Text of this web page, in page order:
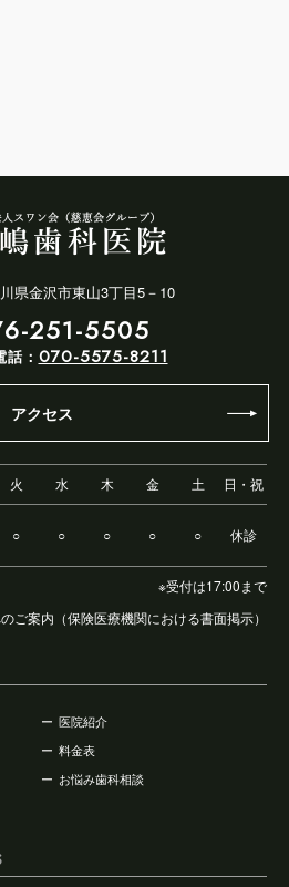
県金沢市東山3丁目5－10
251-5505
： 070-5575-8211
アクセス
火 水 木 金 土 日・祝
※受付は17:00まで
ご案内（保険医療機関における書面掲示）
○ ○ ○ ○ ○ 休診
医院紹介
料金表
お悩み歯科相談